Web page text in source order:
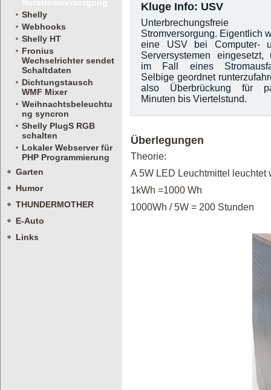
Shelly
Webhooks
Shelly HT
Fronius
Wechselrichter sendet
Schaltdaten
Dichtungstausch
WMF Mixer
Weihnachtsbeleuchtu
ng syncron
Shelly PlugS RGB
schalten
Lokaler Webserver für
PHP Programmierung
Garten
Humor
THUNDERMOTHER
E-Auto
Links
Kluge Info: USV
Unterbrechungsfreie
Stromversorgung. Eigentlich
eine USV bei Computer-
Serversystemen eingesetzt,
im Fall eines
Selbige geordnet
also Überbrückung für
Minuten bis Viertelstund.
Überlegungen
Theorie:
A 5W LED Leuchtmittel
1kWh =1000 Wh
1000Wh / 5W = 200 Stunden